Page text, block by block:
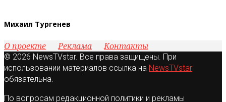
Михаил Тургенев
О проекте Реклама Контакты
© 2026 NewsTVstar. Все права защищены. При
использовании материалов ссылка на NewsTVstar
обязательна.
По вопросам редакционной политики и рекламы